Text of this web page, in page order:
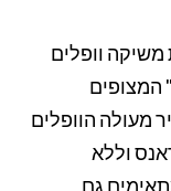
וופלים
המצופים
מעולה הוופלים
וללא
גם